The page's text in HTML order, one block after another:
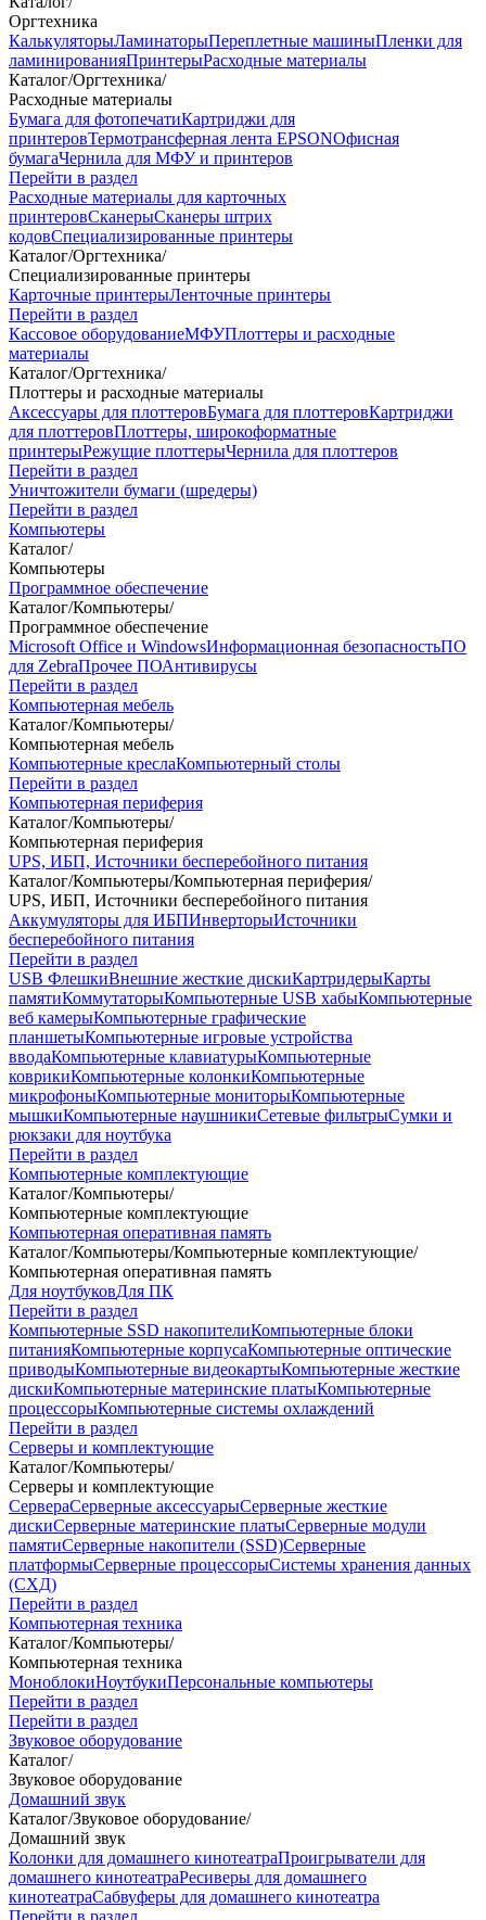
Оргтехника
КалькуляторыЛаминаторыПереплетные машиныПленки для
ламинированияПринтерыРасходные материалы
Каталог/Оргтехника/
Расходные материалы
Бумага для фотопечатиКартриджи для
принтеровТермотрансферная лента EPSONОфисная
бумагаЧернила для МФУ и принтеров
Перейти в раздел
Расходные материалы для карточных
принтеровСканерыСканеры штрих
кодовСпециализированные принтеры
Каталог/Оргтехника/
Специализированные принтеры
Карточные принтерыЛенточные принтеры
Перейти в раздел
Кассовое оборудованиеМФУПлоттеры и расходные
материалы
Каталог/Оргтехника/
Плоттеры и расходные материалы
Аксессуары для плоттеровБумага для плоттеровКартриджи
для плоттеровПлоттеры, широкоформатные
принтерыРежущие плоттерыЧернила для плоттеров
Перейти в раздел
Уничтожители бумаги (шредеры)
Перейти в раздел
Компьютеры
Каталог/
Компьютеры
Программное обеспечение
Каталог/Компьютеры/
Программное обеспечение
Microsoft Office и WindowsИнформационная безопасностьПО
для ZebraПрочее ПОАнтивирусы
Перейти в раздел
Компьютерная мебель
Каталог/Компьютеры/
Компьютерная мебель
Компьютерные креслаКомпьютерный столы
Перейти в раздел
Компьютерная периферия
Каталог/Компьютеры/
Компьютерная периферия
UPS, ИБП, Источники бесперебойного питания
Каталог/Компьютеры/Компьютерная периферия/
UPS, ИБП, Источники бесперебойного питания
Аккумуляторы для ИБПИнверторыИсточники
бесперебойного питания
Перейти в раздел
USB ФлешкиВнешние жесткие дискиКартридерыКарты
памятиКоммутаторыКомпьютерные USB хабыКомпьютерные
веб камерыКомпьютерные графические
планшетыКомпьютерные игровые устройства
вводаКомпьютерные клавиатурыКомпьютерные
коврикиКомпьютерные колонкиКомпьютерные
микрофоныКомпьютерные мониторыКомпьютерные
мышкиКомпьютерные наушникиСетевые фильтрыСумки и
рюкзаки для ноутбука
Перейти в раздел
Компьютерные комплектующие
Каталог/Компьютеры/
Компьютерные комплектующие
Компьютерная оперативная память
Каталог/Компьютеры/Компьютерные комплектующие/
Компьютерная оперативная память
Для ноутбуковДля ПК
Перейти в раздел
Компьютерные SSD накопителиКомпьютерные блоки
питанияКомпьютерные корпусаКомпьютерные оптические
приводыКомпьютерные видеокартыКомпьютерные жесткие
дискиКомпьютерные материнские платыКомпьютерные
процессорыКомпьютерные системы охлаждений
Перейти в раздел
Серверы и комплектующие
Каталог/Компьютеры/
Серверы и комплектующие
СервераСерверные аксессуарыСерверные жесткие
дискиСерверные материнские платыСерверные модули
памятиСерверные накопители (SSD)Серверные
платформыСерверные процессорыСистемы хранения данных
(СХД)
Перейти в раздел
Компьютерная техника
Каталог/Компьютеры/
Компьютерная техника
МоноблокиНоутбукиПерсональные компьютеры
Перейти в раздел
Перейти в раздел
Звуковое оборудование
Каталог/
Звуковое оборудование
Домашний звук
Каталог/Звуковое оборудование/
Домашний звук
Колонки для домашнего кинотеатраПроигрыватели для
домашнего кинотеатраРесиверы для домашнего
кинотеатраСабвуферы для домашнего кинотеатра
Перейти в раздел